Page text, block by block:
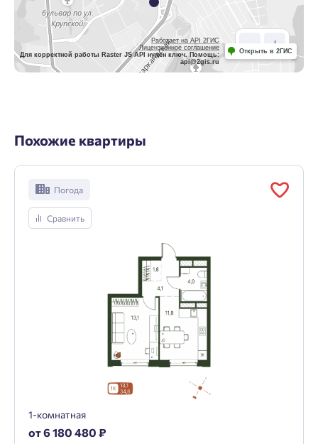
Работает на API 2ГИС
Лицензионное соглашение
Для корректной работы Raster JS API нужен ключ. Помощь:
api@2gis.ru
Открыть в 2ГИС
Похожие квартиры
Погода
Сравнить
1-комнатная
от 6 180 480 ₽